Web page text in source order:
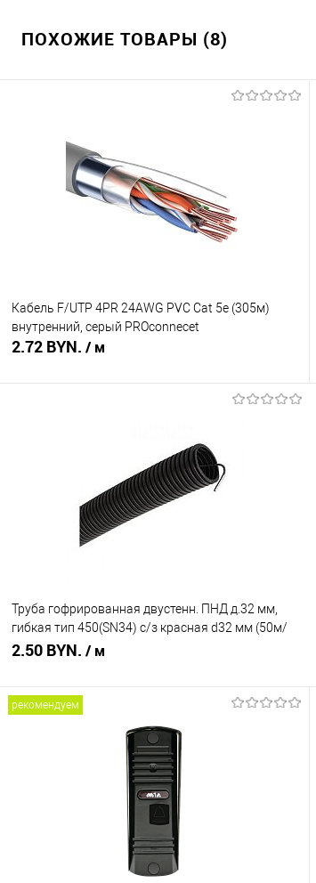
ПОХОЖИЕ ТОВАРЫ (8)
Кабель F/UTP 4PR 24AWG PVC Cat 5е (305м)
внутренний, серый PROconnecеt
2.72 BYN. / м
Сравнение
В наличии
Труба гофрированная двустенн. ПНД д.32 мм,
гибкая тип 450(SN34) с/з красная d32 мм (50м/
уп)
2.50 BYN. / м
В корзину
Сравнение
В наличии
рекомендуем